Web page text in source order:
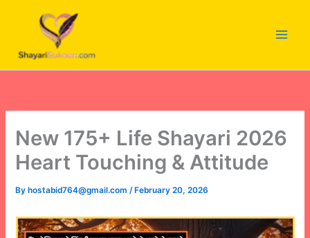
New 175+ Life Shayari 2026
Heart Touching & Attitude
By hostabid764@gmail.com/ February 20, 2026